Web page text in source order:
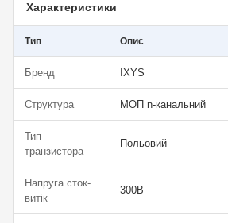
Характеристики
Тип Опис
Бренд IXYS
Структура МОП n-канальний
Тип
транзистора
Польовий
Напруга сток-
витік
300В